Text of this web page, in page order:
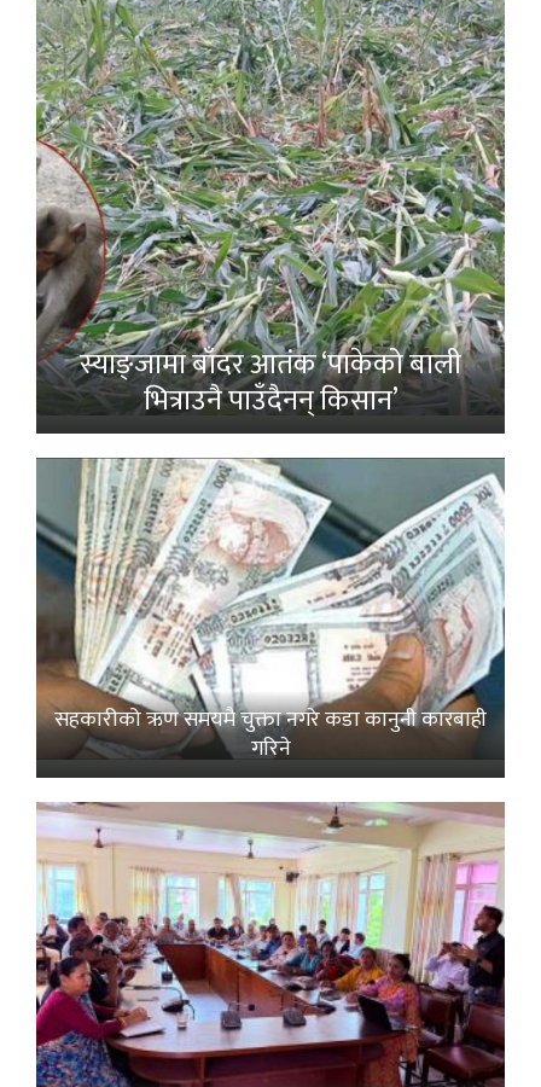
स्याङ्जामा बाँदर आतंक ‘पाकेको बाली
भित्राउनै पाउँदैनन् किसान’
सहकारीको ऋण समयमै चुक्ता नगरे कडा कानुनी कारबाही
गरिने